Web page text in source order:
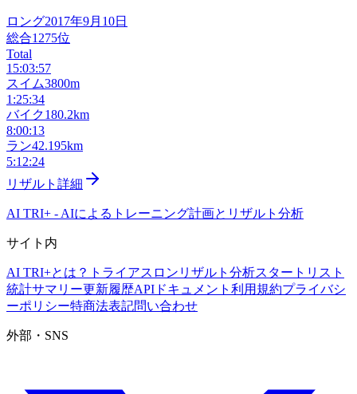
ロング2017年9月10日
総合1275位
Total
15:03:57
スイム3800m
1:25:34
バイク180.2km
8:00:13
ラン42.195km
5:12:24
リザルト詳細
AI TRI+ - AIによるトレーニング計画とリザルト分析
サイト内
AI TRI+とは？ トライアスロンリザルト分析スタートリスト
統計サマリー更新履歴APIドキュメント 利用規約プライバシ
ーポリシー特商法表記問い合わせ
外部・SNS